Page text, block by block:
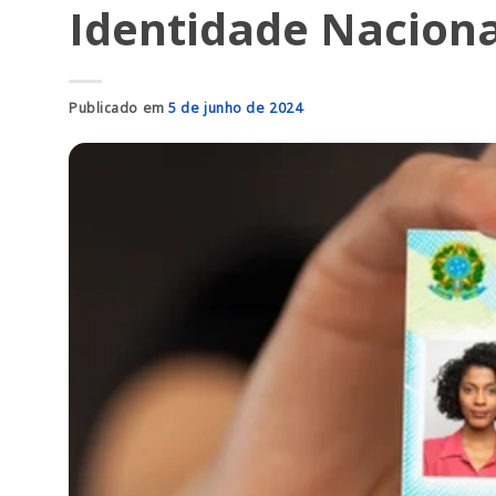
Identidade
Publicado em5 de junho de 2024